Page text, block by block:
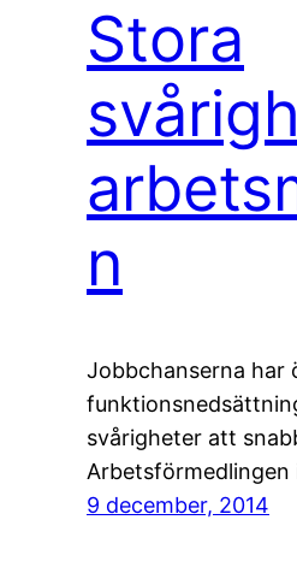
Stora
n
Jobbchanserna har
svårigheter att
Arbetsförmedlingen
9 december, 2014